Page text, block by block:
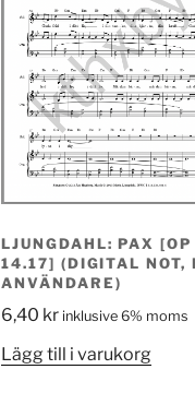
LJUNGDAHL: PAX [OP
14.17] (DIGITAL NOT,
ANVÄNDARE)
6,40 kr inklusive 6% moms
Lägg till i varukorg